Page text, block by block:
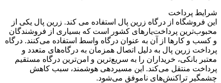
شرایط پرداخت
این فروشگاه از درگاه زرین پال استفاده می کند. زرین پال یکی از
محبوب‌ترین پرداخت‌یارهای کشور است که بسیاری از فروشندگان
و کسب و کارها از آن به عنوان درگاه واسط استفاده می‌کنند. درگاه
پرداخت زرین پال به دلیل اتصال همزمان به درگاه‌های متعدد و
معتبر بانکی، خریداران را به سریع‌ترین و امن‌ترین درگاه مستقیم
پرداخت منتقل می‌کند. این مسیردهی هوشمند، سبب کاهش
چشمگیر تراکنش‌های ناموفق می‌شود.